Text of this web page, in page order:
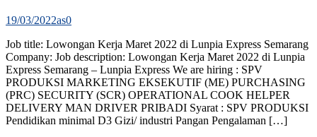
19/03/2022as0
Job title: Lowongan Kerja Maret 2022 di Lunpia Express Semarang
Company: Job description: Lowongan Kerja Maret 2022 di Lunpia
Express Semarang – Lunpia Express We are hiring : SPV
PRODUKSI MARKETING EKSEKUTIF (ME) PURCHASING
(PRC) SECURITY (SCR) OPERATIONAL COOK HELPER
DELIVERY MAN DRIVER PRIBADI Syarat : SPV PRODUKSI
Pendidikan minimal D3 Gizi/ industri Pangan Pengalaman […]